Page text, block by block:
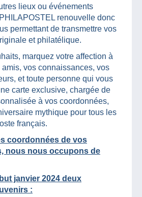
lieux ou événements
renouvelle donc
permettant de transmettre vos
et philatélique.
marquez votre affection à
vos connaissances, vos
et toute personne qui vous
carte exclusive, chargée de
à vos coordonnées,
mythique pour tous les
français.
coordonnées de vos
nous nous occupons de
janvier 2024 deux
: